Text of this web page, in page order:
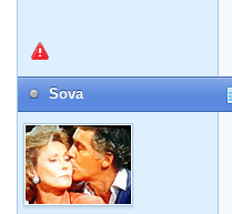
Sova